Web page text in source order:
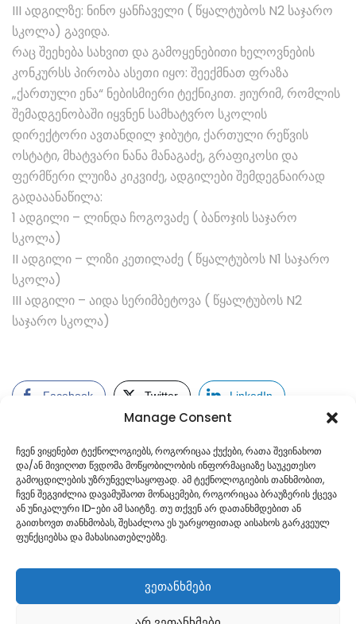
Manage Consent
ჩვენ ვიყენებთ ტექნოლოგიებს, როგორიცაა ქუქები, რათა შევინახოთ
და/ან მივიღოთ წვდომა მოწყობილობის ინფორმაციაზე საუკეთესო
გამოცდილების უზრუნველსაყოფად. ამ ტექნოლოგიების თანხმობით,
ჩვენ შეგვიძლია დავამუშაოთ მონაცემები, როგორიცაა ბრაუზერის ქცევა
ან უნიკალური ID-ები ამ საიტზე. თუ თქვენ არ დათანხმდებით ან
გაითხოვთ თანხმობას, შესაძლოა ეს უარყოფითად აისახოს გარკვეულ
ფუნქციებსა და მახასიათებლებზე.
ვეთანხმები
III ადგილზე: ნინო ყანჩაველი ( წყალტუბოს N2 საჯარო
სკოლა) გავიდა.
რაც შეეხება სახვით და გამოყენებითი ხელოვნების
კონკურსს პირობა ასეთი იყო: შეექმნათ ფრაზა
„ქართული ენა“ ნებისმიერი ტექნიკით. ჟიურიმ, რომლის
შემადგენობაში იყვნენ სამხატვრო სკოლის
დირექტორი ავთანდილ ჯიბუტი, ქართული რეწვის
ოსტატი, მხატვარი ნანა მანაგაძე, გრაფიკოსი და
ფერმწერი ლუიზა კიკვიძე, ადგილები შემდეგნაირად
გადააანაწილა:
1 ადგილი – ლინდა ჩოგოვაძე ( ბანოჯის საჯარო
სკოლა)
II ადგილი – ლიზი კეთილაძე ( წყალტუბოს N1 საჯარო
სკოლა)
III ადგილი – აიდა სერიმბეტოვა ( წყალტუბოს N2
საჯარო სკოლა)
Facebook Twitter LinkedIn